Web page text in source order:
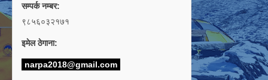
सम्पर्क नम्बर:
९८५६०३२१७१
इमेल ठेगाना:
narpa2018@gmail.com